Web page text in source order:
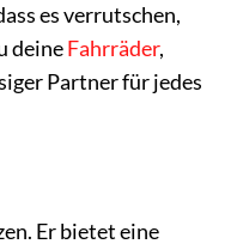
es verrutschen,
deineFahrräder,
Partner für jedes
Er bietet eine